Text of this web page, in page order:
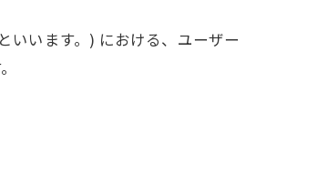
いいます。) における、ユーザー